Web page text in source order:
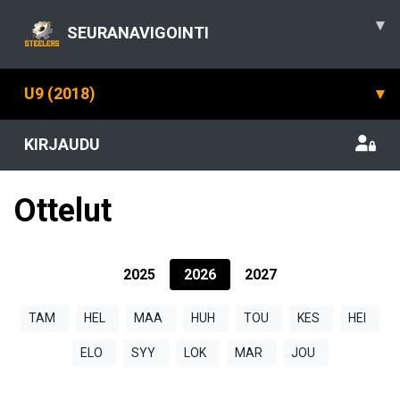
SEURANAVIGOINTI ▾
U9 (2018) ▾
KIRJAUDU
Ottelut
2025 2026 2027
TAM HEL MAA HUH TOU KES HEI
ELO SYY LOK MAR JOU